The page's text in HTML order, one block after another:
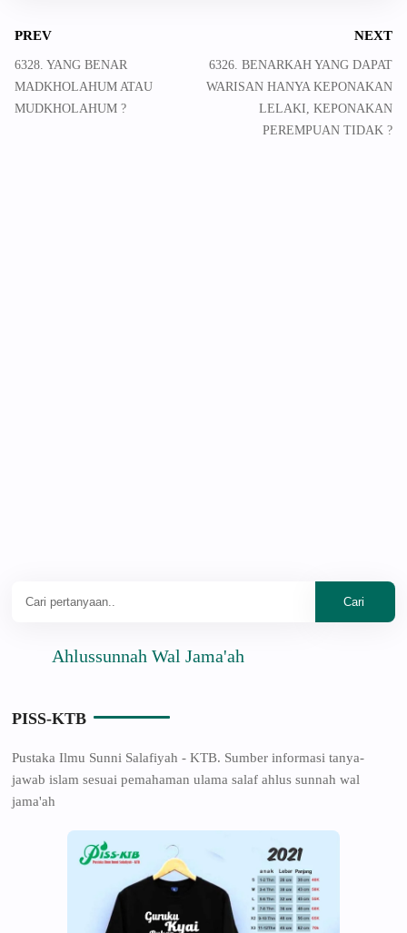
PREV
6328. YANG BENAR
MADKHOLAHUM ATAU
MUDKHOLAHUM ?
NEXT
6326. BENARKAH YANG DAPAT
WARISAN HANYA KEPONAKAN
LELAKI, KEPONAKAN
PEREMPUAN TIDAK ?
Ahlussunnah Wal Jama'ah
PISS-KTB
Pustaka Ilmu Sunni Salafiyah - KTB. Sumber informasi tanya-
jawab islam sesuai pemahaman ulama salaf ahlus sunnah wal
jama'ah